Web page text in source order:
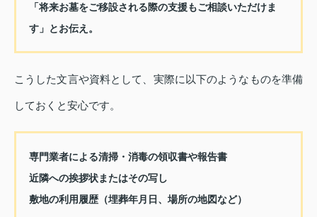
「将来お墓をご移設される際の支援もご相談いただけま
す」とお伝え。
こうした文言や資料として、実際に以下のようなものを準備
しておくと安心です。
専門業者による清掃・消毒の領収書や報告書
近隣への挨拶状またはその写し
敷地の利用履歴（埋葬年月日、場所の地図など）